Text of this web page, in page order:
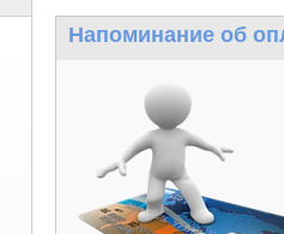
Напоминание об